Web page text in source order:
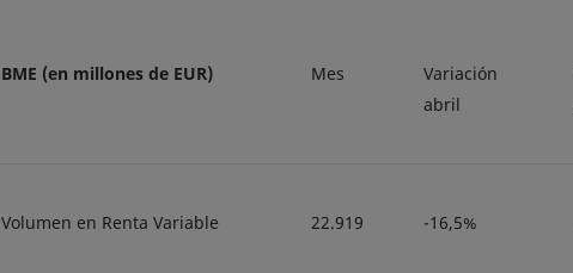
BME (en millones de EUR) Mes
Variación
abril
Volumen en Renta Variable 22.919 -16,5%